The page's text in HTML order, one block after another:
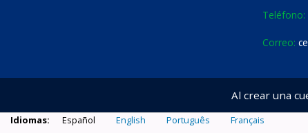
Teléfono:
Correo:
Al crear una
Idiomas: Español English Português Français